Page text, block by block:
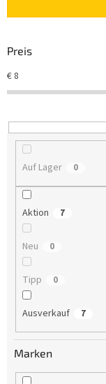
k
s
r
t
e
r
Preis
€8
Auf Lager 0
Aktion 7
Neu 0
Tipp 0
Ausverkauf 7
Marken